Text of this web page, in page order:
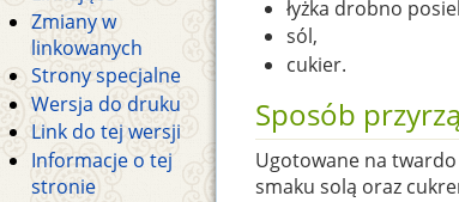
łyżka drobno
sól,
cukier.
Sposób
Ugotowane na
smaku solą oraz
Zmiany w
linkowanych
Strony specjalne
Wersja do druku
Link do tej wersji
Informacje o tej
stronie